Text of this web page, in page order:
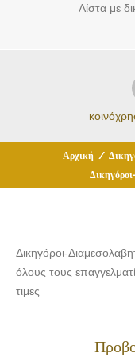
Λίστα με
Αρχική /
Δικηγόροι-
όλους τους
τιμες